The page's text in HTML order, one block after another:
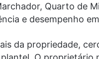
Quarto de
e desempenho
da propriedade,